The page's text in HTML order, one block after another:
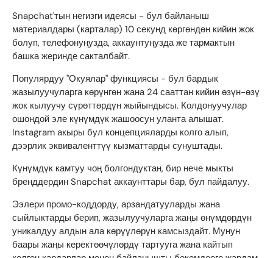
Snapchat'тын негизги идеясы - бул байланыш
материалдары (карталар) 10 секунд көргөндөн кийин жок
болуп, телефонуңузда, аккаунтуңузда же тармактын
башка жеринде сакталбайт.
Популярдуу "Окуялар" функциясы - бул бардык
жазылуучуларга көрүнгөн жана 24 сааттан кийин өзүн-өзү
жок кылуучу сүрөттөрдүн жыйындысы. Колдонуучулар
ошондой эле күнүмдүк жашоосун уланта алышат.
Instagram акыры бул концепцияларды колго алып,
дээрлик эквиваленттүү кызматтарды сунуштады.
Күнүмдүк камтуу чоң болгондуктан, бир нече мыкты
бренддердин Snapchat аккаунттары бар, бул пайдалуу.
Ээлери промо-коддорду, арзандатууларды жана
сыйлыктарды берип, жазылуучуларга жаңы өнүмдөрдүн
уникалдуу алдын ала көрүүлөрүн камсыздайт. Мунун
баары жаңы керектөөчүлөрдү тартууга жана кайтып